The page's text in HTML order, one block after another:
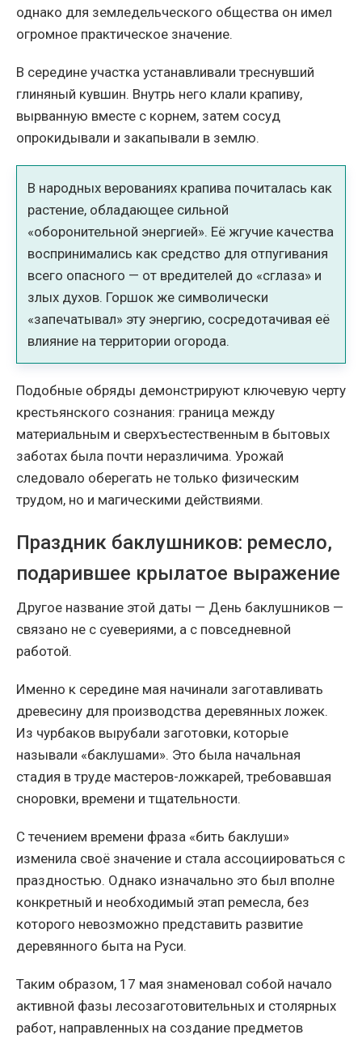
однако для земледельческого общества он имел
огромное практическое значение.
В середине участка устанавливали треснувший
глиняный кувшин. Внутрь него клали крапиву,
вырванную вместе с корнем, затем сосуд
опрокидывали и закапывали в землю.
В народных верованиях крапива почиталась как
растение, обладающее сильной
«оборонительной энергией». Её жгучие качества
воспринимались как средство для отпугивания
всего опасного — от вредителей до «сглаза» и
злых духов. Горшок же символически
«запечатывал» эту энергию, сосредотачивая её
влияние на территории огорода.
Подобные обряды демонстрируют ключевую черту
крестьянского сознания: граница между
материальным и сверхъестественным в бытовых
заботах была почти неразличима. Урожай
следовало оберегать не только физическим
трудом, но и магическими действиями.
Праздник баклушников: ремесло,
подарившее крылатое выражение
Другое название этой даты — День баклушников —
связано не с суевериями, а с повседневной
работой.
Именно к середине мая начинали заготавливать
древесину для производства деревянных ложек.
Из чурбаков вырубали заготовки, которые
называли «баклушами». Это была начальная
стадия в труде мастеров-ложкарей, требовавшая
сноровки, времени и тщательности.
С течением времени фраза «бить баклуши»
изменила своё значение и стала ассоциироваться с
праздностью. Однако изначально это был вполне
конкретный и необходимый этап ремесла, без
которого невозможно представить развитие
деревянного быта на Руси.
Таким образом, 17 мая знаменовал собой начало
активной фазы лесозаготовительных и столярных
работ, направленных на создание предметов